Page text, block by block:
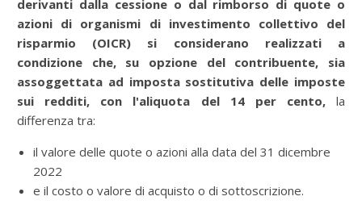
derivanti dalla cessione o dal rimborso di quote o
azioni di organismi di investimento collettivo del
risparmio (OICR) si considerano realizzati a
condizione che, su opzione del contribuente, sia
assoggettata ad imposta sostitutiva delle imposte
sui redditi, con l'aliquota del 14 per cento, la
differenza tra:
il valore delle quote o azioni alla data del 31 dicembre
2022
e il costo o valore di acquisto o di sottoscrizione.